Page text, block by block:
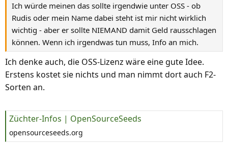
nIch würde meinen das sollte irgendwie unter OSS - ob
Rudis oder mein Name dabei steht ist mir nicht wirklich
wichtig - aber er sollte NIEMAND damit Geld rausschlagen
können. Wenn ich irgendwas tun muss, Info an mich.
Ich denke auch, die OSS-Lizenz wäre eine gute Idee.
Erstens kostet sie nichts und man nimmt dort auch F2-
Sorten an.
Züchter-Infos | OpenSourceSeeds
opensourceseeds.org